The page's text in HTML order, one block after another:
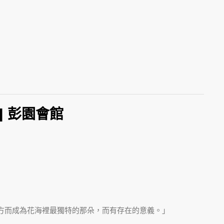
彭園會館
成為花海裡最獨特的那朵，而有存在的意義。」